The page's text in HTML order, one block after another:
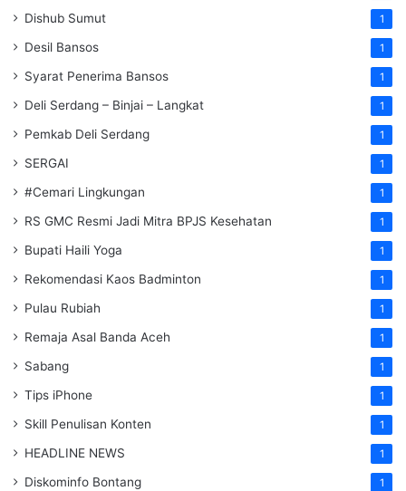
Dishub Sumut 1
Desil Bansos 1
Syarat Penerima Bansos 1
Deli Serdang – Binjai – Langkat 1
Pemkab Deli Serdang 1
SERGAI 1
#Cemari Lingkungan 1
RS GMC Resmi Jadi Mitra BPJS Kesehatan 1
Bupati Haili Yoga 1
Rekomendasi Kaos Badminton 1
Pulau Rubiah 1
Remaja Asal Banda Aceh 1
Sabang 1
Tips iPhone 1
Skill Penulisan Konten 1
HEADLINE NEWS 1
Diskominfo Bontang 1